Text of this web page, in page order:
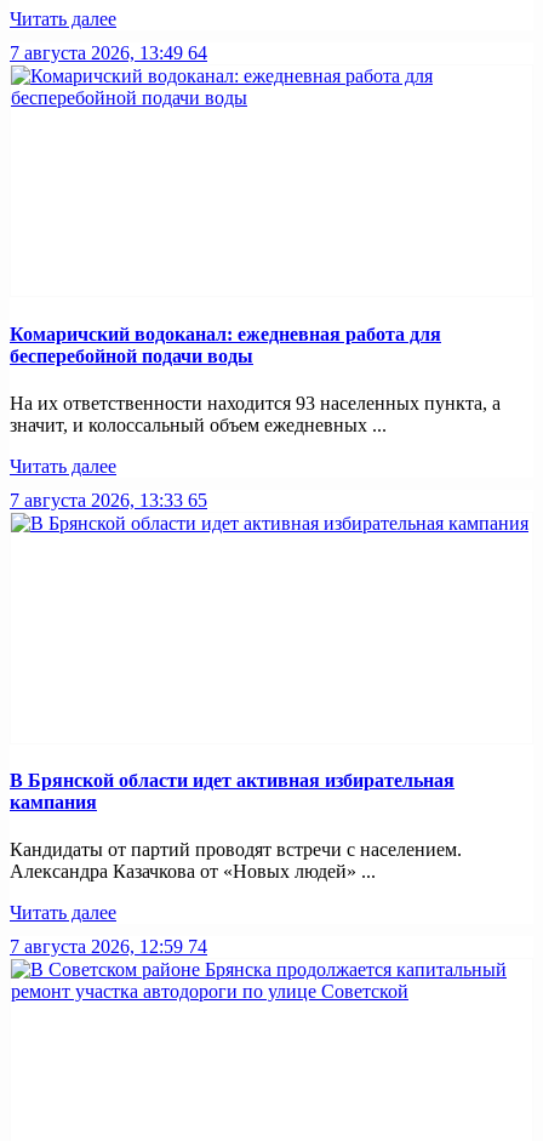
Читать далее
7 августа 2026, 13:49 64
Комаричский водоканал: ежедневная работа для
бесперебойной подачи воды
На их ответственности находится 93 населенных пункта, а
значит, и колоссальный объем ежедневных ...
Читать далее
7 августа 2026, 13:33 65
В Брянской области идет активная избирательная
кампания
Кандидаты от партий проводят встречи с населением.
Александра Казачкова от «Новых людей» ...
Читать далее
7 августа 2026, 12:59 74